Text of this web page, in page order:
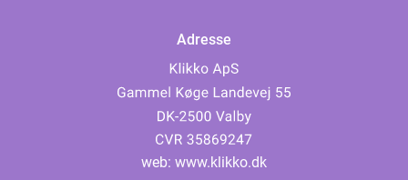
Adresse
web: www.klikko.dk